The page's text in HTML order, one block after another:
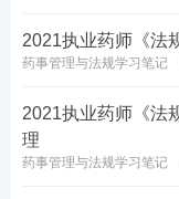
2021执业药师《法
药事管理与法规学习笔记
2021执业药师《法
理
药事管理与法规学习笔记